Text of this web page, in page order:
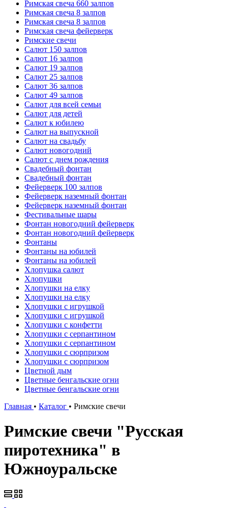
Римская свеча 660 залпов
Римская свеча 8 залпов
Римская свеча 8 залпов
Римская свеча фейерверк
Римские свечи
Салют 150 залпов
Салют 16 залпов
Салют 19 залпов
Салют 25 залпов
Салют 36 залпов
Салют 49 залпов
Салют для всей семьи
Салют для детей
Салют к юбилею
Салют на выпускной
Салют на свадьбу
Салют новогодний
Салют с днем рождения
Свадебный фонтан
Свадебный фонтан
Фейерверк 100 залпов
Фейерверк наземный фонтан
Фейерверк наземный фонтан
Фестивальные шары
Фонтан новогодний фейерверк
Фонтан новогодний фейерверк
Фонтаны
Фонтаны на юбилей
Фонтаны на юбилей
Хлопушка салют
Хлопушки
Хлопушки на елку
Хлопушки на елку
Хлопушки с игрушкой
Хлопушки с игрушкой
Хлопушки с конфетти
Хлопушки с серпантином
Хлопушки с серпантином
Хлопушки с сюрпризом
Хлопушки с сюрпризом
Цветной дым
Цветные бенгальские огни
Цветные бенгальские огни
Главная • Каталог • Римские свечи
Римские свечи "Русская
пиротехника" в
Южноуральске